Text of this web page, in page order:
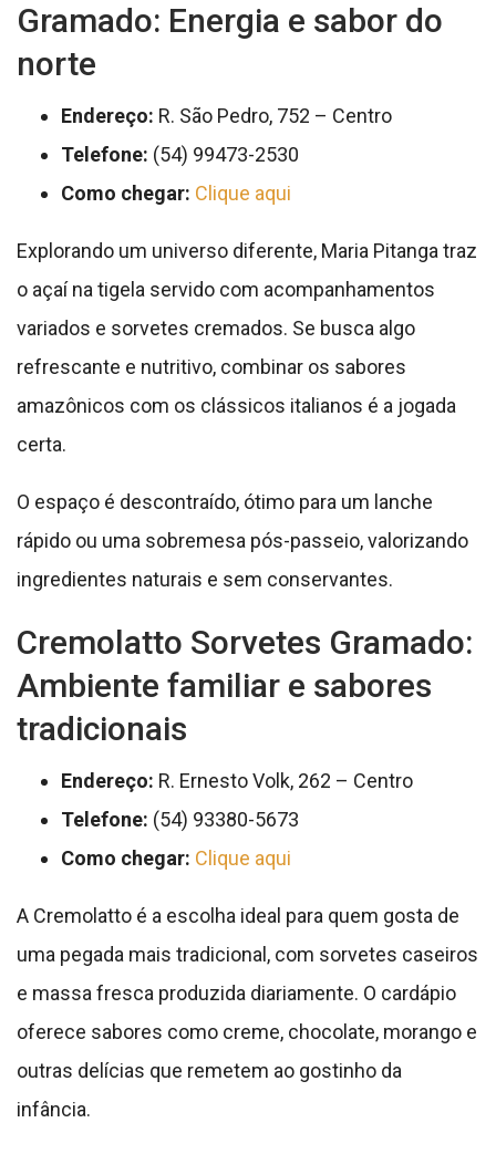
Gramado: Energia e sabor do
norte
Endereço: R. São Pedro, 752 – Centro
Telefone: (54) 99473-2530
Como chegar: Clique aqui
Explorando um universo diferente, Maria Pitanga traz
o açaí na tigela servido com acompanhamentos
variados e sorvetes cremados. Se busca algo
refrescante e nutritivo, combinar os sabores
amazônicos com os clássicos italianos é a jogada
certa.
O espaço é descontraído, ótimo para um lanche
rápido ou uma sobremesa pós-passeio, valorizando
ingredientes naturais e sem conservantes.
Cremolatto Sorvetes Gramado:
Ambiente familiar e sabores
tradicionais
Endereço: R. Ernesto Volk, 262 – Centro
Telefone: (54) 93380-5673
Como chegar: Clique aqui
A Cremolatto é a escolha ideal para quem gosta de
uma pegada mais tradicional, com sorvetes caseiros
e massa fresca produzida diariamente. O cardápio
oferece sabores como creme, chocolate, morango e
outras delícias que remetem ao gostinho da
infância.